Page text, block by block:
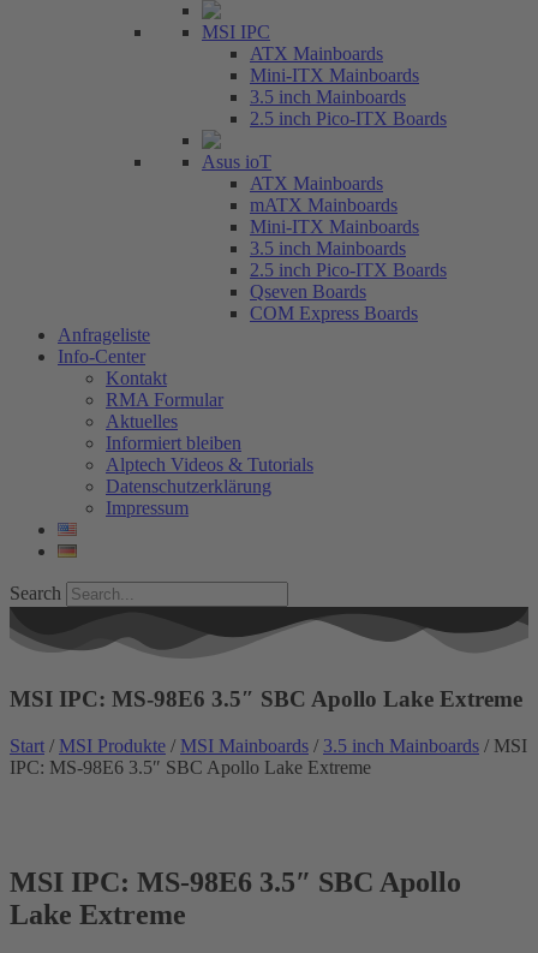
MSI IPC
ATX Mainboards
Mini-ITX Mainboards
3.5 inch Mainboards
2.5 inch Pico-ITX Boards
Asus ioT
ATX Mainboards
mATX Mainboards
Mini-ITX Mainboards
3.5 inch Mainboards
2.5 inch Pico-ITX Boards
Qseven Boards
COM Express Boards
Anfrageliste
Info-Center
Kontakt
RMA Formular
Aktuelles
Informiert bleiben
Alptech Videos & Tutorials
Datenschutzerklärung
Impressum
Search
MSI IPC: MS-98E6 3.5″ SBC Apollo Lake Extreme
Start / MSI Produkte / MSI Mainboards / 3.5 inch Mainboards / MSI
IPC: MS-98E6 3.5″ SBC Apollo Lake Extreme
MSI IPC: MS-98E6 3.5″ SBC Apollo
Lake Extreme